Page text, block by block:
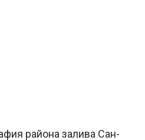
района залива Сан-